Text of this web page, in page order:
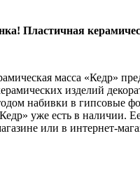
Пластичная
масса «Кедр»
изделий
набивки в гипсовые
уже есть в наличии.
или в интернет-